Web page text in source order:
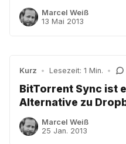
Marcel Weiß
13 Mai 2013
Kurz • Lesezeit: 1 Min. •
BitTorrent Sync ist
Alternative zu
Marcel Weiß
25 Jan. 2013